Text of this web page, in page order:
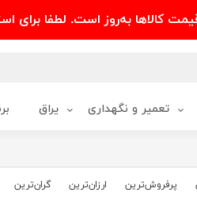
کالاها به‌روز است. لطفا برای
تعمیر و نگهداری یراق
پرفروش‌ترین ارزان‌ترین گران‌ترین